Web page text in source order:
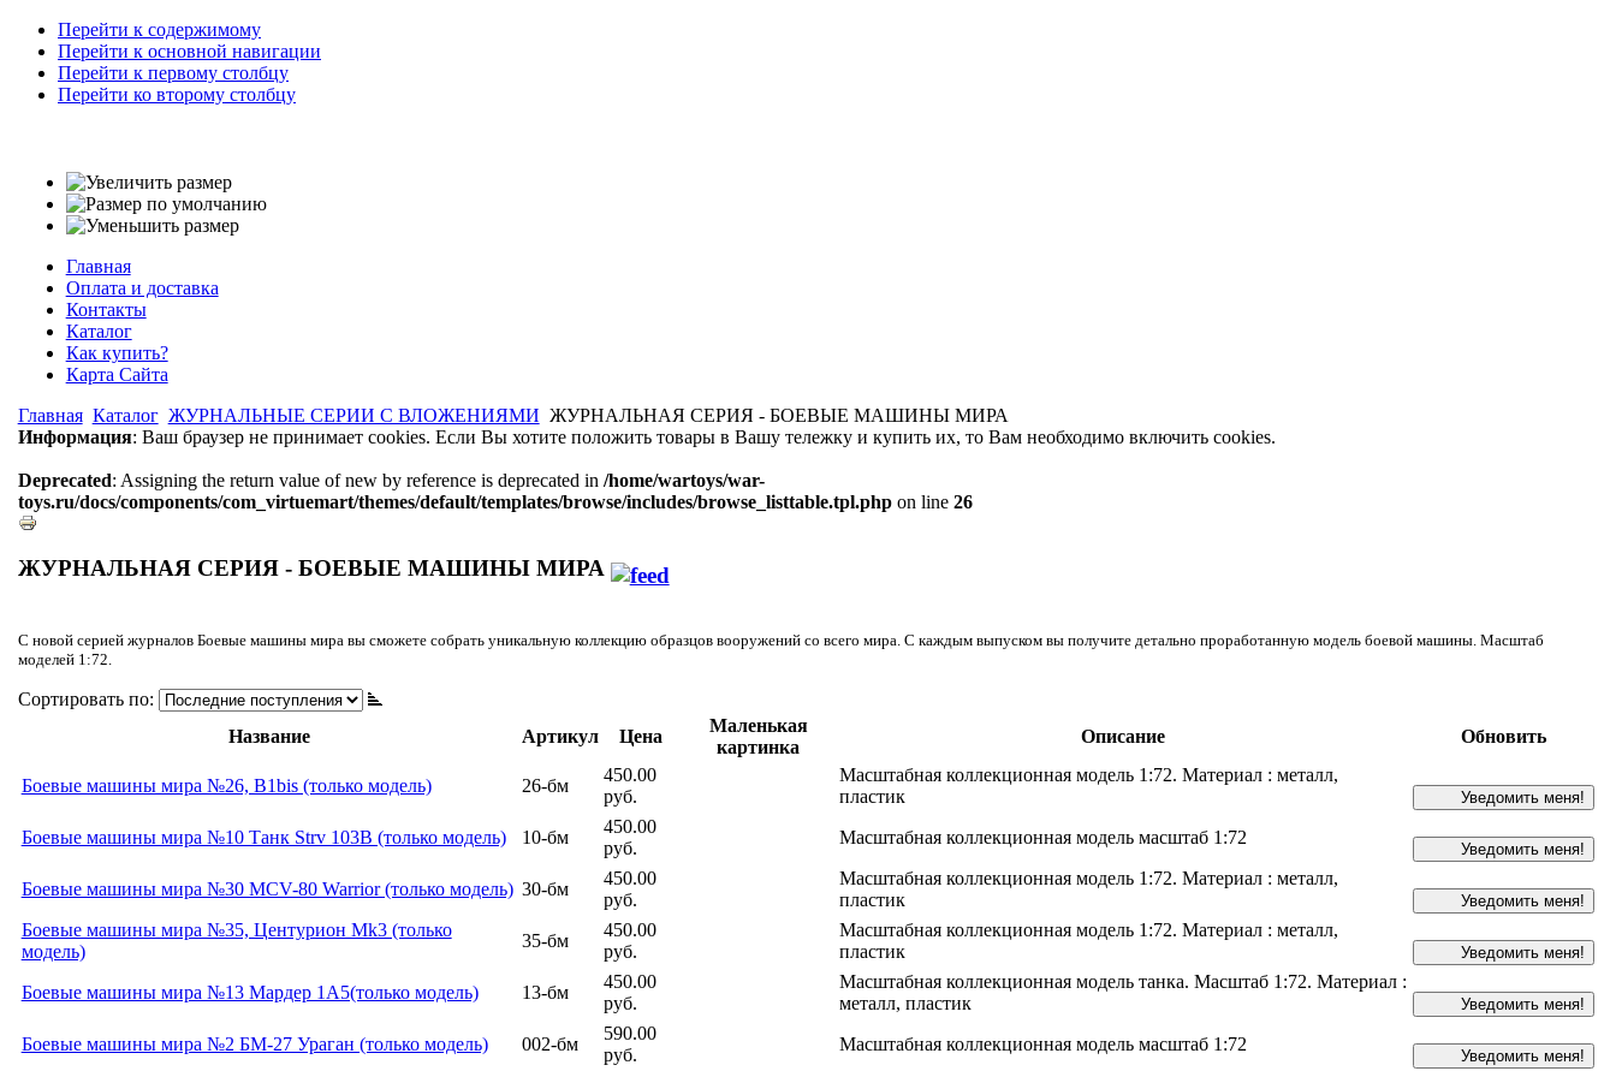
Перейти к содержимому
Перейти к основной навигации
Перейти к первому столбцу
Перейти ко второму столбцу
Главная
Оплата и доставка
Контакты
Каталог
Как купить?
Карта Сайта
Главная Каталог ЖУРНАЛЬНЫЕ СЕРИИ С ВЛОЖЕНИЯМИ ЖУРНАЛЬНАЯ СЕРИЯ - БОЕВЫЕ МАШИНЫ МИРА
Информация: Ваш браузер не принимает cookies. Если Вы хотите положить товары в Вашу тележку и купить их, то Вам необходимо включить cookies.
Deprecated: Assigning the return value of new by reference is deprecated in /home/wartoys/war-
toys.ru/docs/components/com_virtuemart/themes/default/templates/browse/includes/browse_listtable.tpl.phpon line 26
ЖУРНАЛЬНАЯ СЕРИЯ - БОЕВЫЕ МАШИНЫ МИРА
С новой серией журналов Боевые машины мира вы сможете собрать уникальную коллекцию образцов вооружений со всего мира. С каждым выпуском вы получите детально проработанную модель боевой машины. Масштаб
моделей 1:72.
Сортировать по:
Название
Артикул Цена
Маленькая
картинка
Описание Обновить
Боевые машины мира №26, B1bis (только модель) 26-бм
450.00
руб.
Масштабная коллекционная модель 1:72. Материал : металл,
пластик
Боевые машины мира №10 Танк Strv 103B (только модель)
10-бм
450.00
руб.
Масштабная коллекционная модель масштаб 1:72
Боевые машины мира №30 MCV-80 Warrior (только модель) 30-бм
450.00
руб.
Масштабная коллекционная модель 1:72. Материал : металл,
пластик
Боевые машины мира №35, Центурион Mk3 (только
модель)
35-бм
450.00
руб.
Масштабная коллекционная модель 1:72. Материал : металл,
пластик
Боевые машины мира №13 Мардер 1А5(только модель)
13-бм
450.00
руб.
Масштабная коллекционная модель танка. Масштаб 1:72. Материал :
металл, пластик
Боевые машины мира №2 БМ-27 Ураган (только модель)
002-бм
590.00
руб.
Масштабная коллекционная модель масштаб 1:72